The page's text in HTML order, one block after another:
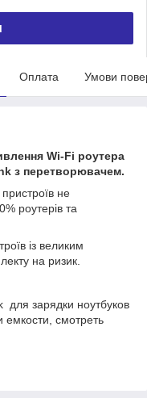
Оплата Умови
Wi-Fi роутера
з перетворювачем.
не
роутерів та
із великим
на ризик.
зарядки ноутбуков
емкости, смотреть